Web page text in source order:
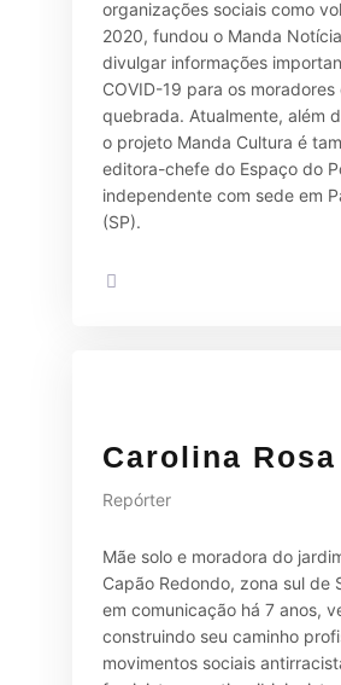
organizações sociais como
2020, fundou o Manda
divulgar informações
COVID-19 para os moradores
quebrada. Atualmente, além
o projeto Manda Cultura é
editora-chefe do Espaço do
independente com sede em
(SP).
Carolina Rosa
Repórter
Mãe solo e moradora do
Capão Redondo, zona sul de
em comunicação há 7 anos,
construindo seu caminho
movimentos sociais